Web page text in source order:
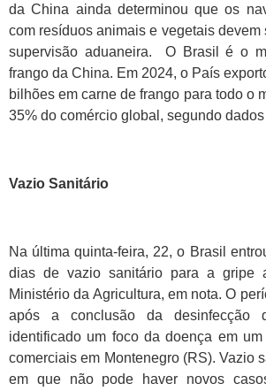
da China ainda determinou que os
com resíduos animais e vegetais devem
supervisão aduaneira. O Brasil é o
frango da China. Em 2024, o País
bilhões em carne de frango para todo o
35% do comércio global, segundo
Vazio Sanitário
Na última quinta-feira, 22, o Brasil
dias de vazio sanitário para a gripe
Ministério da Agricultura, em nota. O
após a conclusão da desinfecção
identificado um foco da doença em
comerciais em Montenegro (RS). Vazio
em que não pode haver novos